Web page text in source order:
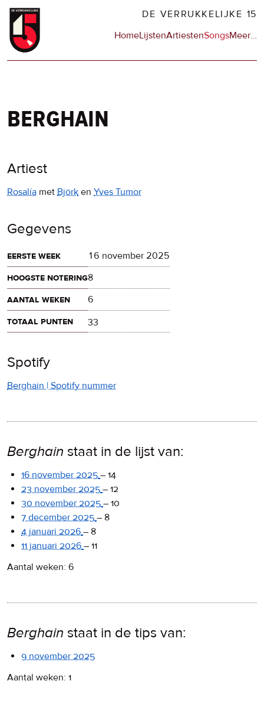
Overslaan
naar
DE VERRUKKELIJKE 15
Hoofdnavigatie
HomeLijstenArtiestenSongsMeerop
…
berghain
Artiest
Rosalía met Björk en Yves Tumor
Gegevens
eerste week
16 november 2025
hoogste notering8
aantal weken
6
totaal punten
33
Spotify
Berghain | Spotify nummer
Berghain staat in de lijst van:
16 november 2025 – 14
23 november 2025 – 12
30 november 2025 – 10
7 december 2025 – 8
4 januari 2026 – 8
11 januari 2026 – 11
Aantal weken: 6
Berghain staat in de tips van:
9 november 2025
Aantal weken: 1